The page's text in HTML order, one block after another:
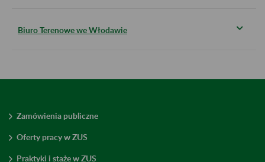
Biuro Terenowe we Włodawie
Zamówienia publiczne
Oferty pracy w ZUS
Praktyki i staże w ZUS